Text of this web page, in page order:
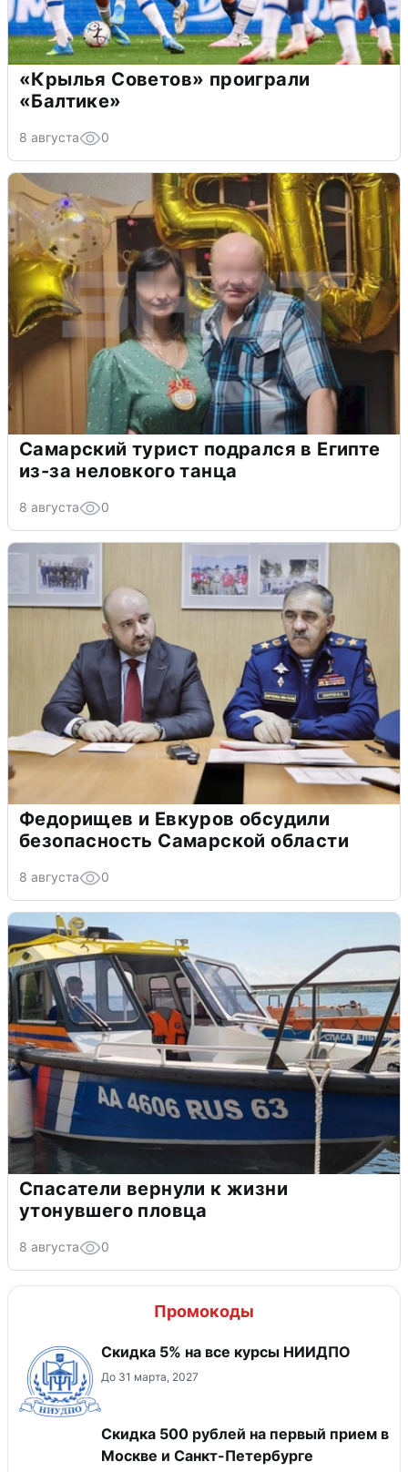
«Крылья Советов» проиграли
«Балтике»
8 августа 0
Самарский турист подрался в Египте
из-за неловкого танца
8 августа 0
Федорищев и Евкуров обсудили
безопасность Самарской области
8 августа 0
Спасатели вернули к жизни
утонувшего пловца
8 августа 0
Промокоды
Скидка 5% на все курсы НИИДПО
До 31 марта, 2027
Скидка 500 рублей на первый прием в
Москве и Санкт-Петербурге